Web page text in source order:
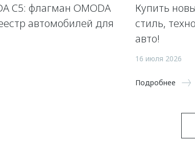
C5: флагман OMODA
автомобилей для
Купить
стиль,
авто!
16 июля 2026
Подробнее